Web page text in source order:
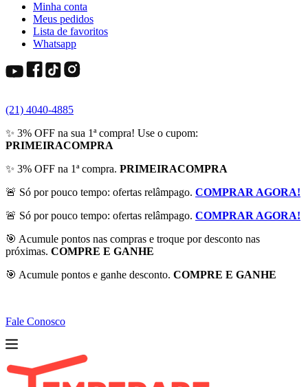
Minha conta
Meus pedidos
Lista de favoritos
Whatsapp
(21) 4040-4885
✨ 3% OFF na sua 1ª compra! Use o cupom:
PRIMEIRACOMPRA
✨ 3% OFF na 1ª compra. PRIMEIRACOMPRA
🚨 Só por pouco tempo: ofertas relâmpago. COMPRAR AGORA!
🚨 Só por pouco tempo: ofertas relâmpago. COMPRAR AGORA!
🎯 Acumule pontos nas compras e troque por desconto nas
próximas. COMPRE E GANHE
🎯 Acumule pontos e ganhe desconto. COMPRE E GANHE
Fale Conosco